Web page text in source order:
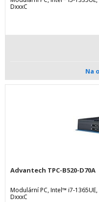
DxxxC
Na
Advantech TPC-B520-D70A
Modulární PC, Intel™ i7-
DxxxC